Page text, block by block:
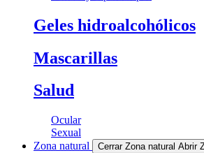
Geles hidroalcohólicos
Mascarillas
Salud
Ocular
Sexual
Zona natural
Cerrar Zona natural Abrir